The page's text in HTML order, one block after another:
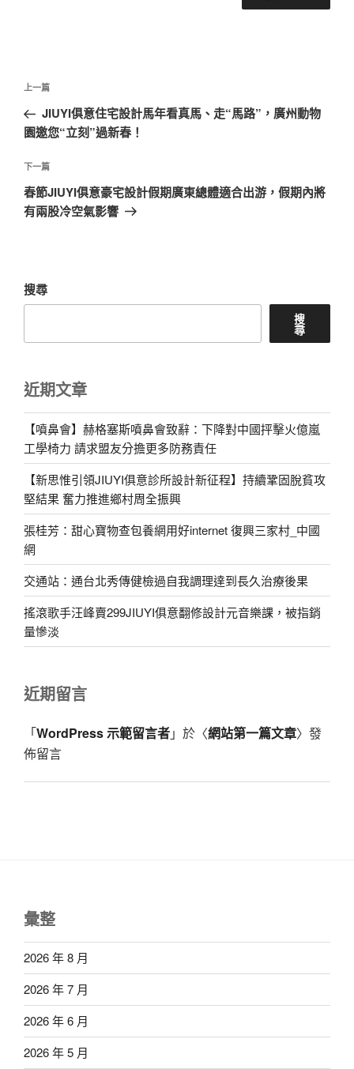
文
導
覽
上
一
篇
章
上一篇
JIUYI俱意住宅設計馬年看真馬、走“馬路”，廣州動物
園邀您“立刻”過新春！
下
一
篇
下一篇
春節JIUYI俱意豪宅設計假期廣東總體適合出游，假期內將
有兩股冷空氣影響
搜尋
搜
尋
近期文章
【噴鼻會】赫格塞斯噴鼻會致辭：下降對中國抨擊火億嵐
工學椅力 請求盟友分擔更多防務責任
【新思惟引領JIUYI俱意診所設計新征程】持續鞏固脫貧攻
堅結果 奮力推進鄉村周全振興
張桂芳：甜心寶物查包養網用好internet 復興三家村_中國
網
交通站：通台北秀傳健檢過自我調理達到長久治療後果
搖滾歌手汪峰賣299JIUYI俱意翻修設計元音樂課，被指銷
量慘淡
近期留言
「WordPress 示範留言者」於〈網站第一篇文章〉發
佈留言
彙整
2026 年 8 月
2026 年 7 月
2026 年 6 月
2026 年 5 月